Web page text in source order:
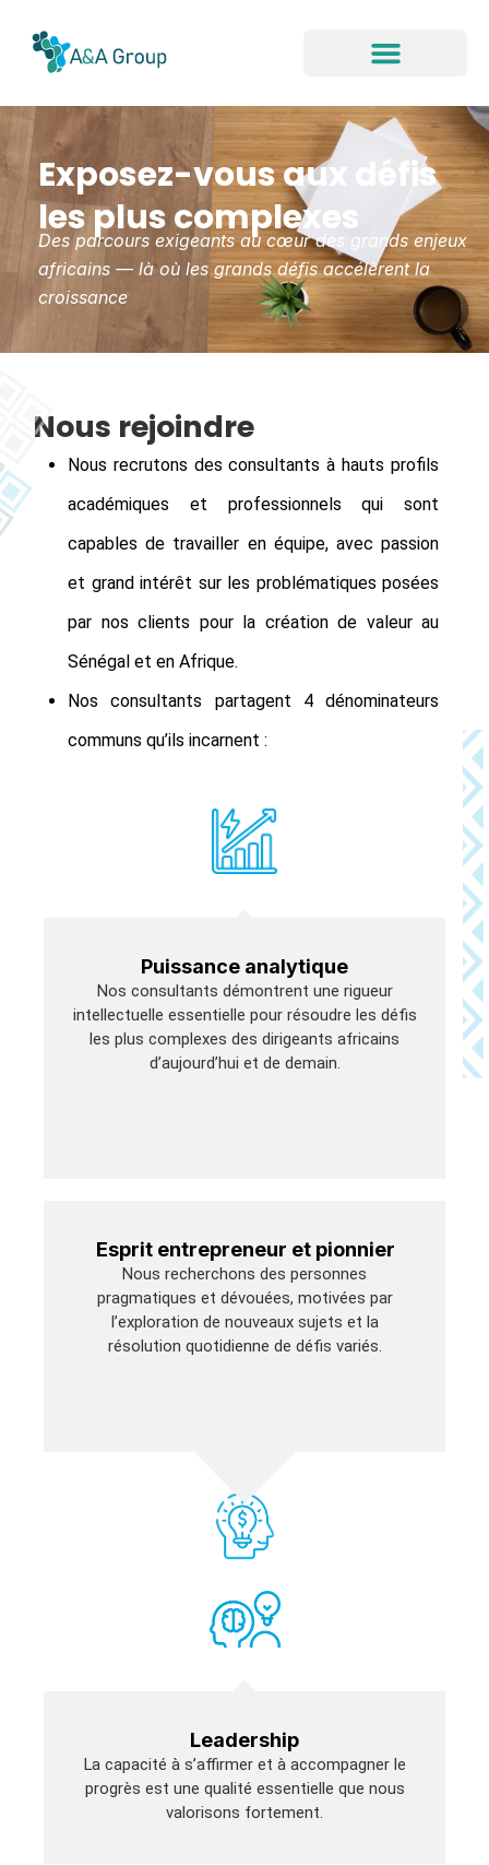
contenu
Exposez-vous aux défis
les plus complexes
Des parcours exigeants au cœur des grands enjeux
africains — là où les grands défis accélèrent la
croissance
Nous rejoindre
Nous recrutons des consultants à hauts profils
académiques et professionnels qui sont
capables de travailler en équipe, avec passion
et grand intérêt sur les problématiques posées
par nos clients pour la création de valeur au
Sénégal et en Afrique.
Nos consultants partagent 4 dénominateurs
communs qu’ils incarnent :
Puissance analytique
Nos consultants démontrent une rigueur
intellectuelle essentielle pour résoudre les défis
les plus complexes des dirigeants africains
d’aujourd’hui et de demain.
Esprit entrepreneur et pionnier
Nous recherchons des personnes
pragmatiques et dévouées, motivées par
l’exploration de nouveaux sujets et la
résolution quotidienne de défis variés.
Leadership
La capacité à s’affirmer et à accompagner le
progrès est une qualité essentielle que nous
valorisons fortement.